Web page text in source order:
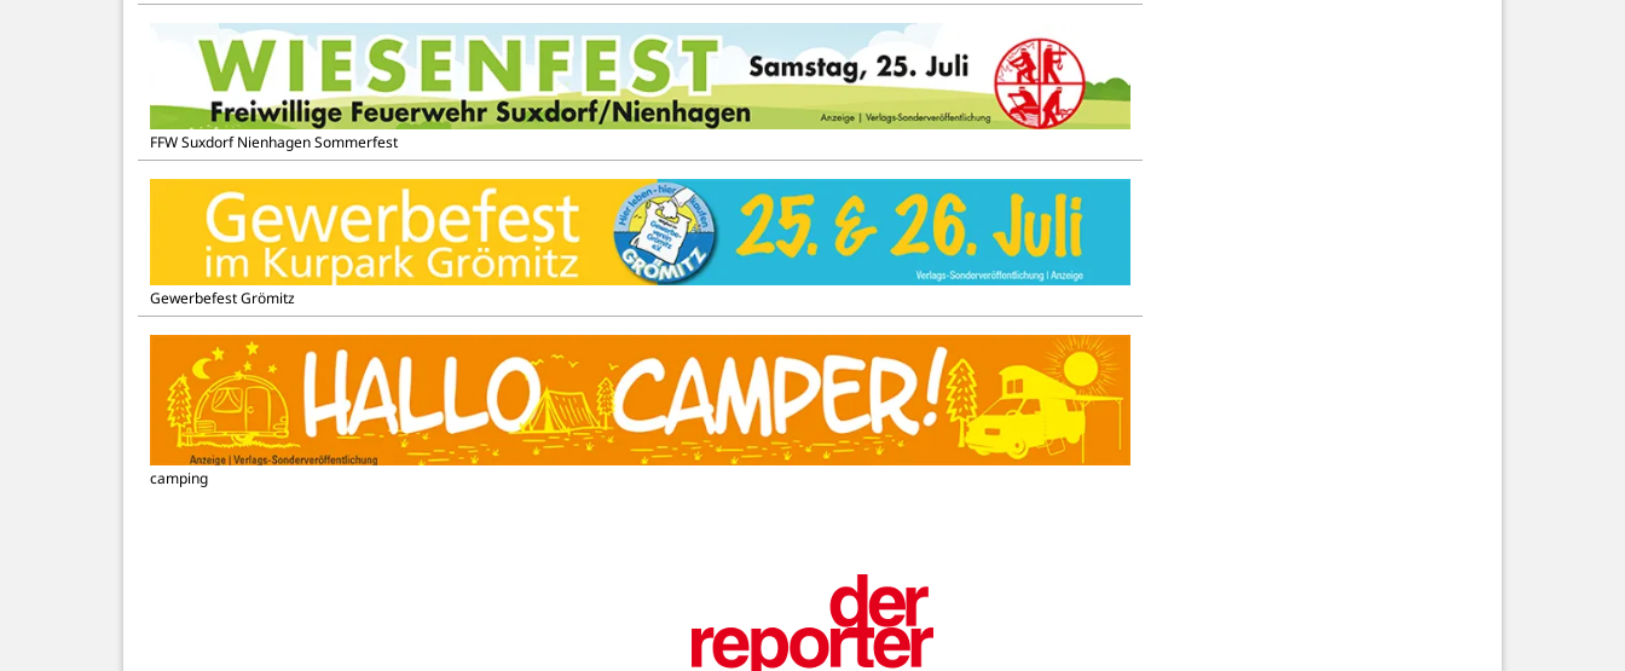
FFW Suxdorf Nienhagen Sommerfest
Gewerbefest Grömitz
camping